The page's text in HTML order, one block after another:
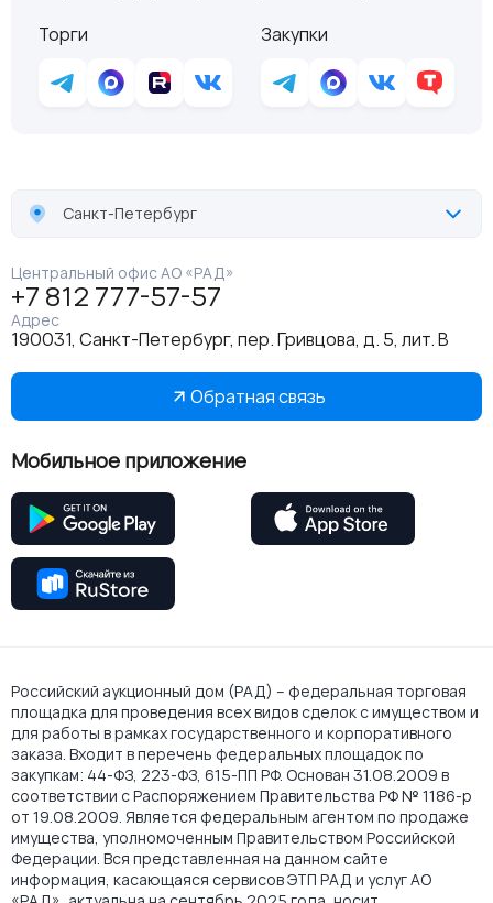
Торги
Закупки
Санкт-Петербург
Центральный офис АО «РАД»
+7 812 777-57-57
Адрес
190031, Санкт-Петербург, пер. Гривцова, д. 5, лит. В
Обратная связь
Мобильное приложение
Российский аукционный дом (РАД) – федеральная торговая
площадка для проведения всех видов сделок с имуществом и
для работы в рамках государственного и корпоративного
заказа. Входит в перечень федеральных площадок по
закупкам: 44-ФЗ, 223-ФЗ, 615-ПП РФ. Основан 31.08.2009 в
соответствии с Распоряжением Правительства РФ № 1186-р
от 19.08.2009. Является федеральным агентом по продаже
имущества, уполномоченным Правительством Российской
Федерации. Вся представленная на данном сайте
информация, касающаяся сервисов ЭТП РАД и услуг АО